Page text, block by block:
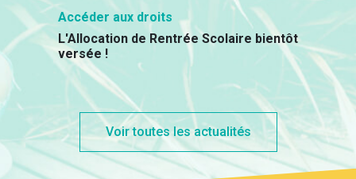
Accéder aux droits
L'Allocation de Rentrée Scolaire bientôt
versée !
Voir toutes les actualités